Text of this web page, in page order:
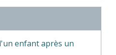
enfant après un